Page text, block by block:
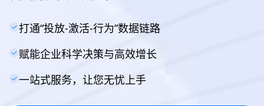
打通“投放-激活-行为”数据链路
赋能企业科学决策与高效增长
一站式服务，让您无忧上手